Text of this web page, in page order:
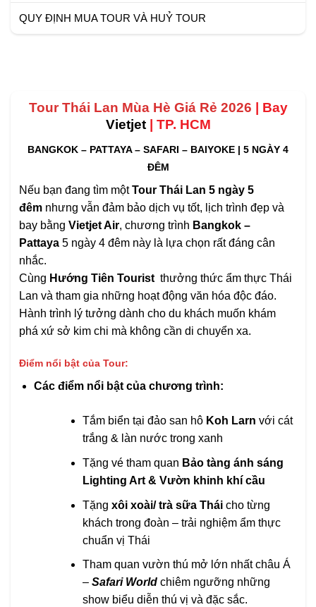
QUY ĐỊNH MUA TOUR VÀ HUỶ TOUR
Tour Thái Lan Mùa Hè Giá Rẻ 2026 | Bay
Vietjet| TP. HCM
BANGKOK – PATTAYA – SAFARI – BAIYOKE | 5 NGÀY 4
ĐÊM
Nếu bạn đang tìm mộtTour Thái Lan 5 ngày 5
đêm nhưng vẫn đảm bảo dịch vụ tốt, lịch trình đẹp và
bay bằng Vietjet Air, chương trình Bangkok –
Pattaya 5 ngày 4 đêm này là lựa chọn rất đáng cân
nhắc.
Cùng Hướng Tiên Tourist thưởng thức ẩm thực Thái
Lan và tham gia những hoạt động văn hóa độc đáo.
Hành trình lý tưởng dành cho du khách muốn khám
phá xứ sở kim chi mà không cần di chuyển xa.
Điểm nổi bật của Tour:
Các điểm nổi bật của chương trình:
Tắm biển tại đảo san hô Koh Larn với cát
trắng & làn nước trong xanh
Tặng vé tham quan Bảo tàng ánh sáng
Lighting Art & Vườn khinh khí cầu
Tặng xôi xoài/ trà sữa Tháicho từng
khách trong đoàn – trải nghiệm ẩm thực
chuẩn vị Thái
Tham quan vườn thú mở lớn nhất châu Á
– Safari World chiêm ngưỡng những
show biểu diễn thú vị và đặc sắc.